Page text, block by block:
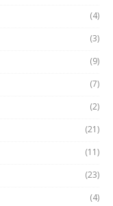
(4)
(3)
(9)
(7)
(2)
(21)
(11)
(23)
(4)